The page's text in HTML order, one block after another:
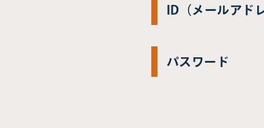
ID（メールアド
パスワード